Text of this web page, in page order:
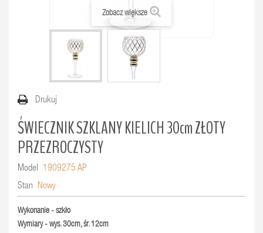
Zobacz większe
Drukuj
ŚWIECZNIK SZKLANY KIELICH 30cm ZŁOTY
PRZEZROCZYSTY
Model
1909275 AP
Stan Nowy
Wykonanie - szkło
Wymiary - wys. 30cm, śr. 12cm